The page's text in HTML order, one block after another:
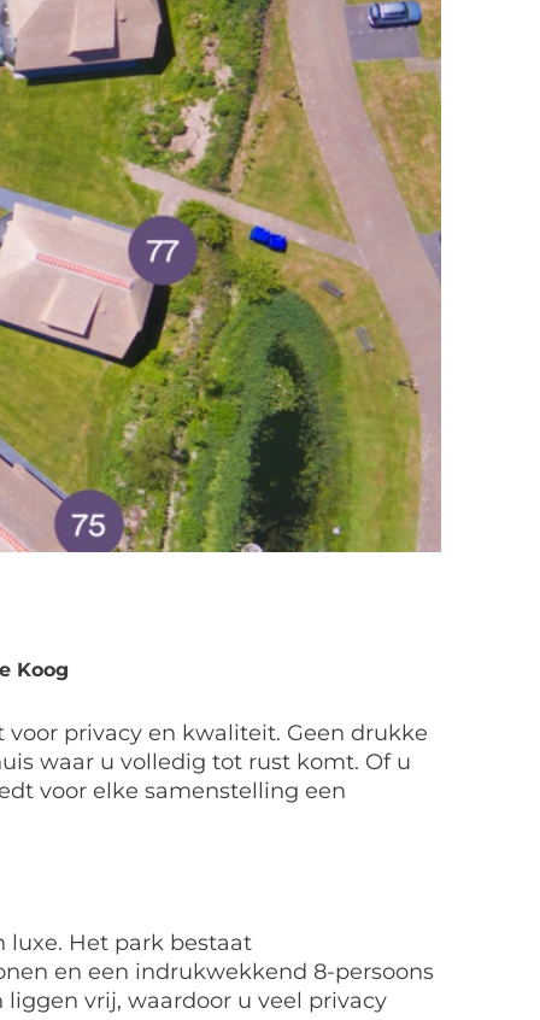
privacy en kwaliteit. Geen drukke
waar u volledig tot rust komt. Of u
voor elke samenstelling een
luxe. Het park bestaat
en een indrukwekkend 8-persoons
vrij, waardoor u veel privacy
Koog